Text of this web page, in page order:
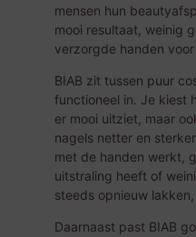
mensen hun
mooi resultaat, weinig
verzorgde handen
BIAB zit tussen puur
functioneel in. Je kiest
er mooi uitziet, maar
nagels netter en
met de handen werkt,
uitstraling heeft of
steeds opnieuw
Daarnaast past BIAB